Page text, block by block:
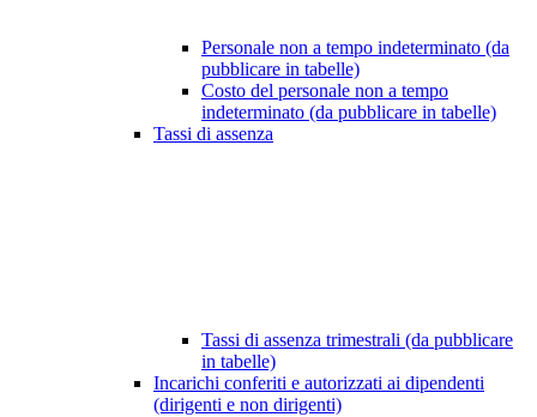
Personale non a tempo indeterminato (da
pubblicare in tabelle)
Costo del personale non a tempo
indeterminato (da pubblicare in tabelle)
Tassi di assenza
Tassi di assenza trimestrali (da pubblicare
in tabelle)
Incarichi conferiti e autorizzati ai dipendenti
(dirigenti e non dirigenti)